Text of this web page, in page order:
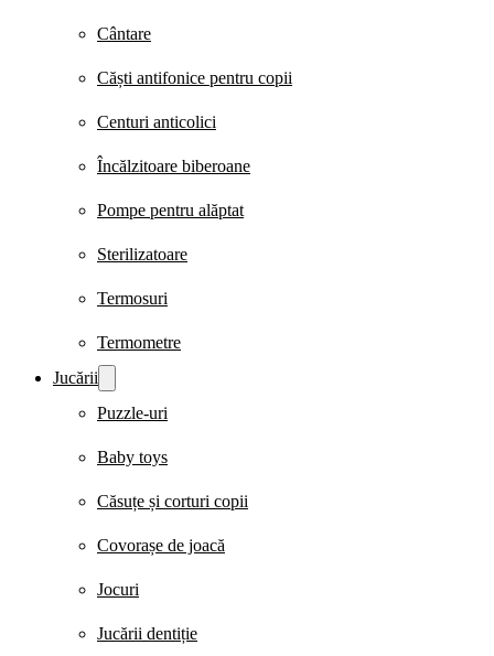
Cântare
Căști antifonice pentru copii
Centuri anticolici
Încălzitoare biberoane
Pompe pentru alăptat
Sterilizatoare
Termosuri
Termometre
Jucării
Puzzle-uri
Baby toys
Căsuțe și corturi copii
Covorașe de joacă
Jocuri
Jucării dentiție